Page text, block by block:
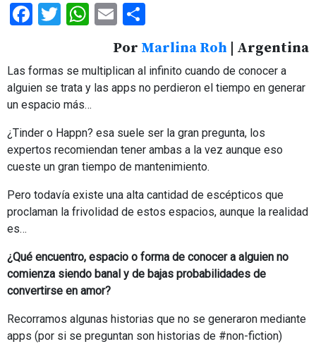
Facebook
Twitter
WhatsApp
Email
Por Marlina Roh | Argentina
Las formas se multiplican al infinito cuando de conocer a
alguien se trata y las apps no perdieron el tiempo en generar
un espacio más…
¿Tinder o Happn? esa suele ser la gran pregunta, los
expertos recomiendan tener ambas a la vez aunque eso
cueste un gran tiempo de mantenimiento.
Pero todavía existe una alta cantidad de escépticos que
proclaman la frivolidad de estos espacios, aunque la realidad
es…
¿Qué encuentro, espacio o forma de conocer a alguien no
comienza siendo banal y de bajas probabilidades de
convertirse en amor?
Recorramos algunas historias que no se generaron mediante
apps (por si se preguntan son historias de #non-fiction)